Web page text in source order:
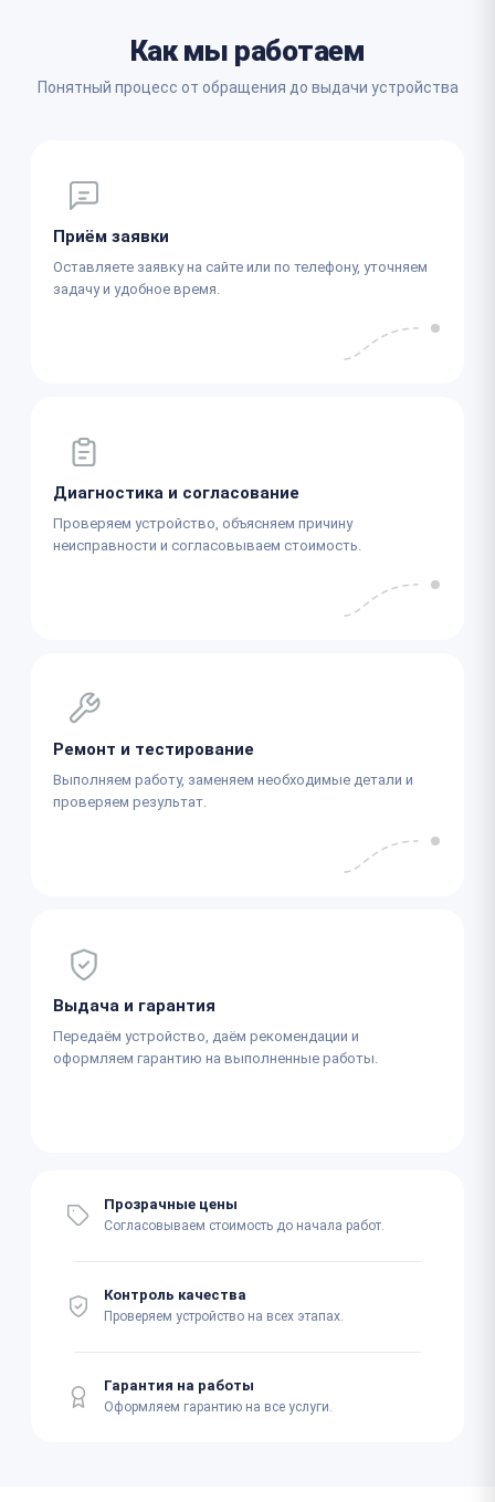
Как мы работаем
Понятный процесс от обращения до выдачи устройства
Приём заявки
Оставляете заявку на сайте или по телефону, уточняем
задачу и удобное время.
Диагностика и согласование
Проверяем устройство, объясняем причину
неисправности и согласовываем стоимость.
Ремонт и тестирование
Выполняем работу, заменяем необходимые детали и
проверяем результат.
Выдача и гарантия
Передаём устройство, даём рекомендации и
оформляем гарантию на выполненные работы.
Прозрачные цены
Согласовываем стоимость до начала работ.
Контроль качества
Проверяем устройство на всех этапах.
Гарантия на работы
Оформляем гарантию на все услуги.